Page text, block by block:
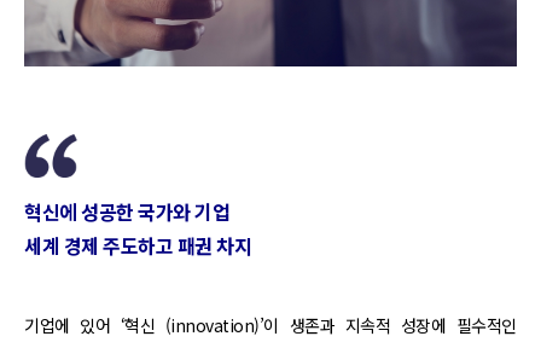
혁신에 성공한 국가와 기업
세계 경제 주도하고 패권 차지
기업에 있어 ‘혁신 (innovation)’이 생존과 지속적 성장에 필수적인